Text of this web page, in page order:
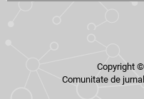
Copyright
Comunitate de